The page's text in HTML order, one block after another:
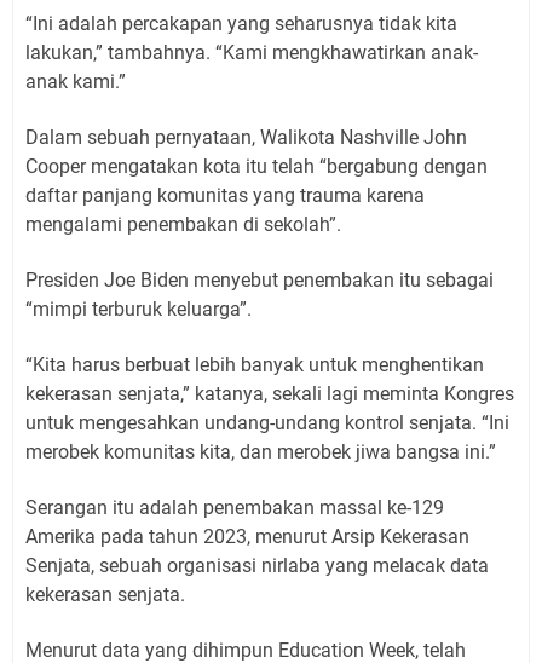
“Ini adalah percakapan yang seharusnya tidak kita
lakukan,” tambahnya. “Kami mengkhawatirkan anak-
anak kami.”
Dalam sebuah pernyataan, Walikota Nashville John
Cooper mengatakan kota itu telah “bergabung dengan
daftar panjang komunitas yang trauma karena
mengalami penembakan di sekolah”.
Presiden Joe Biden menyebut penembakan itu sebagai
“mimpi terburuk keluarga”.
“Kita harus berbuat lebih banyak untuk menghentikan
kekerasan senjata,” katanya, sekali lagi meminta Kongres
untuk mengesahkan undang-undang kontrol senjata. “Ini
merobek komunitas kita, dan merobek jiwa bangsa ini.”
Serangan itu adalah penembakan massal ke-129
Amerika pada tahun 2023, menurut Arsip Kekerasan
Senjata, sebuah organisasi nirlaba yang melacak data
kekerasan senjata.
Menurut data yang dihimpun Education Week, telah